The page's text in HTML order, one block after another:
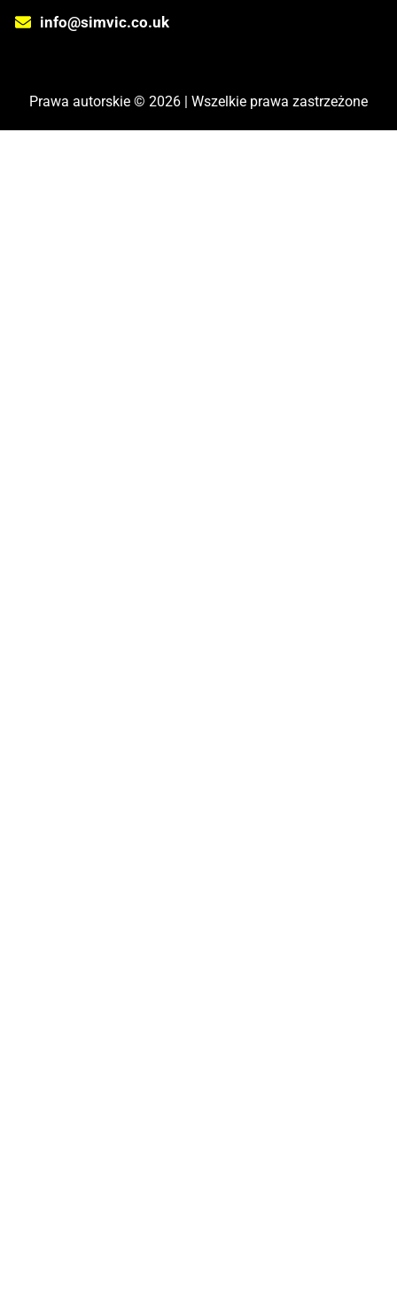
info@simvic.co.uk
Prawa autorskie © 2026 | Wszelkie prawa zastrzeżone